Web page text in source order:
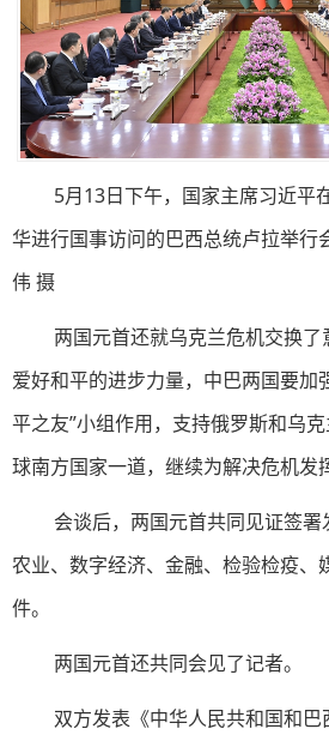
5月13日下午，国家主席习近平
华进行国事访问的巴西总统卢拉举行
伟 摄
两国元首还就乌克兰危机交换
爱好和平的进步力量，中巴两国要加
平之友”小组作用，支持俄罗斯和乌
球南方国家一道，继续为解决危机发
会谈后，两国元首共同见证签署
农业、数字经济、金融、检验检疫、
件。
两国元首还共同会见了记者。
双方发表《中华人民共和国和